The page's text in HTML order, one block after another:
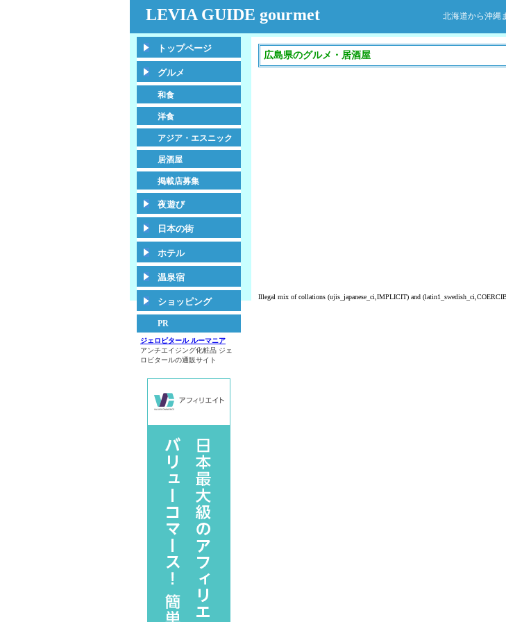
LEVIA GUIDE gourmet 北海道から沖縄
トップページ
グルメ
和食
洋食
アジア・エスニック
居酒屋
掲載店募集
夜遊び
日本の街
ホテル
温泉宿
ショッピング
PR
ジェロビタール ルーマニア
アンチエイジング化粧品 ジェ
ロビタールの通販サイト
広島県のグルメ・居酒屋
Illegal mix of collations (ujis_japanese_ci,IMPLICIT) and